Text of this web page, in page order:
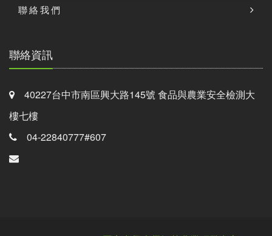
聯絡我們
聯絡資訊
40227台中市南區興大路145號 食品與農業安全檢測大
樓七樓
04-22840777#607